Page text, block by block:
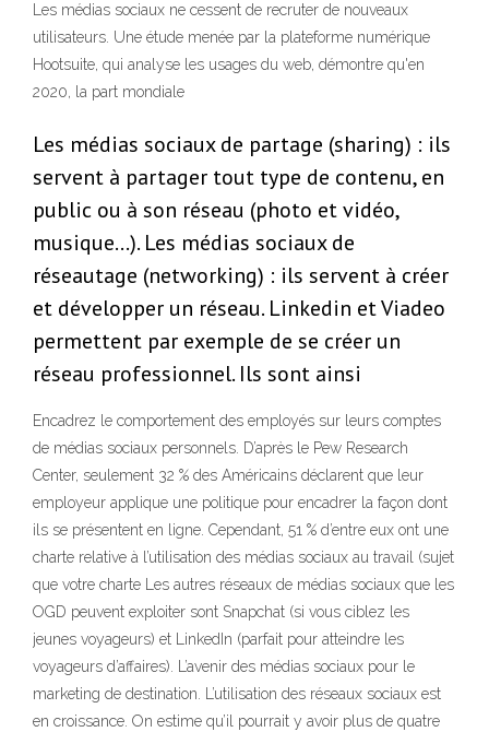
Les médias sociaux ne cessent de recruter de nouveaux
utilisateurs. Une étude menée par la plateforme numérique
Hootsuite, qui analyse les usages du web, démontre qu'en
2020, la part mondiale
Les médias sociaux de partage (sharing) : ils
servent à partager tout type de contenu, en
public ou à son réseau (photo et vidéo,
musique…). Les médias sociaux de
réseautage (networking) : ils servent à créer
et développer un réseau. Linkedin et Viadeo
permettent par exemple de se créer un
réseau professionnel. Ils sont ainsi
Encadrez le comportement des employés sur leurs comptes
de médias sociaux personnels. D’après le Pew Research
Center, seulement 32 % des Américains déclarent que leur
employeur applique une politique pour encadrer la façon dont
ils se présentent en ligne. Cependant, 51 % d’entre eux ont une
charte relative à l’utilisation des médias sociaux au travail (sujet
que votre charte Les autres réseaux de médias sociaux que les
OGD peuvent exploiter sont Snapchat (si vous ciblez les
jeunes voyageurs) et LinkedIn (parfait pour atteindre les
voyageurs d’affaires). L’avenir des médias sociaux pour le
marketing de destination. L’utilisation des réseaux sociaux est
en croissance. On estime qu’il pourrait y avoir plus de quatre